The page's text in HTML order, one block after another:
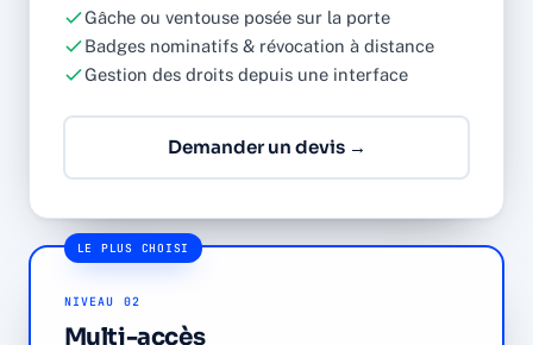
Gâche ou ventouse posée sur la porte
Badges nominatifs & révocation à distance
Gestion des droits depuis une interface
Demander un devis →
LE PLUS CHOISI
NIVEAU 02
Multi-accès